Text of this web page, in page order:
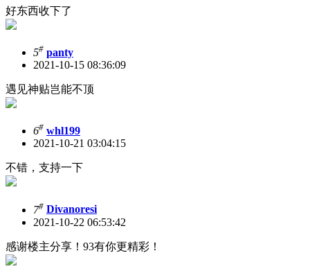
好东西收下了
5# panty
2021-10-15 08:36:09
遇见神贴岂能不顶
6# whl199
2021-10-21 03:04:15
不错，支持一下
7# Divanoresi
2021-10-22 06:53:42
感谢楼主分享！93有你更精彩！